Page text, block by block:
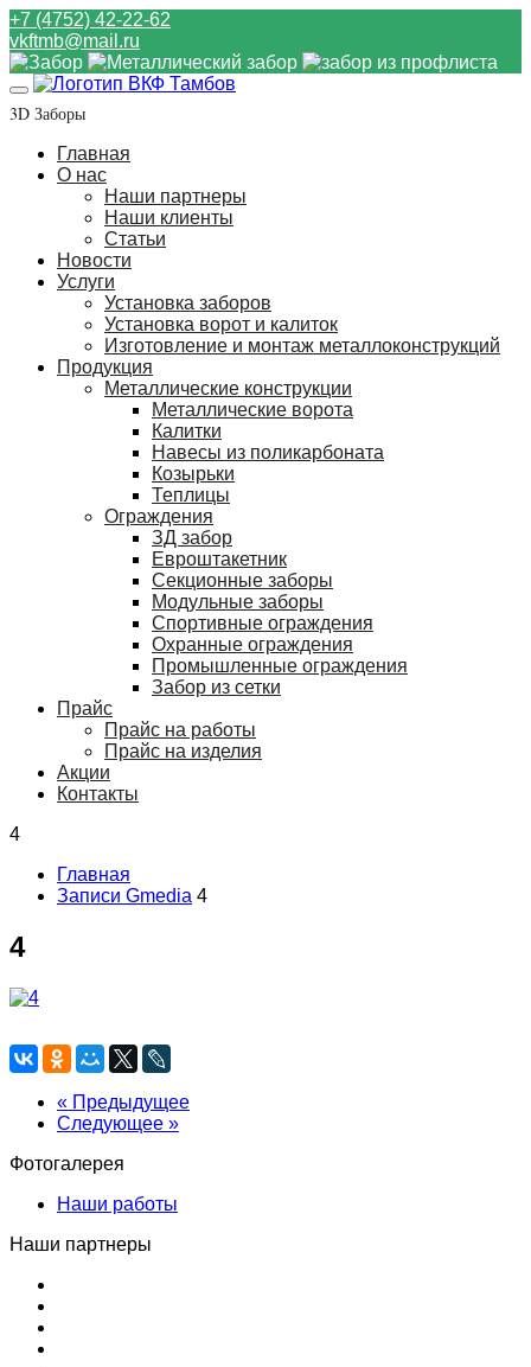
+7 (4752) 42-22-62
vkftmb@mail.ru
3D Заборы
Главная
О нас
Наши партнеры
Наши клиенты
Статьи
Новости
Услуги
Установка заборов
Установка ворот и калиток
Изготовление и монтаж металлоконструкций
Продукция
Металлические конструкции
Металлические ворота
Калитки
Навесы из поликарбоната
Козырьки
Теплицы
Ограждения
ЗД забор
Евроштакетник
Секционные заборы
Модульные заборы
Спортивные ограждения
Охранные ограждения
Промышленные ограждения
Забор из сетки
Прайс
Прайс на работы
Прайс на изделия
Акции
Контакты
4
Главная
Записи Gmedia 4
4
« Предыдущее
Следующее »
Фотогалерея
Наши работы
Наши партнеры